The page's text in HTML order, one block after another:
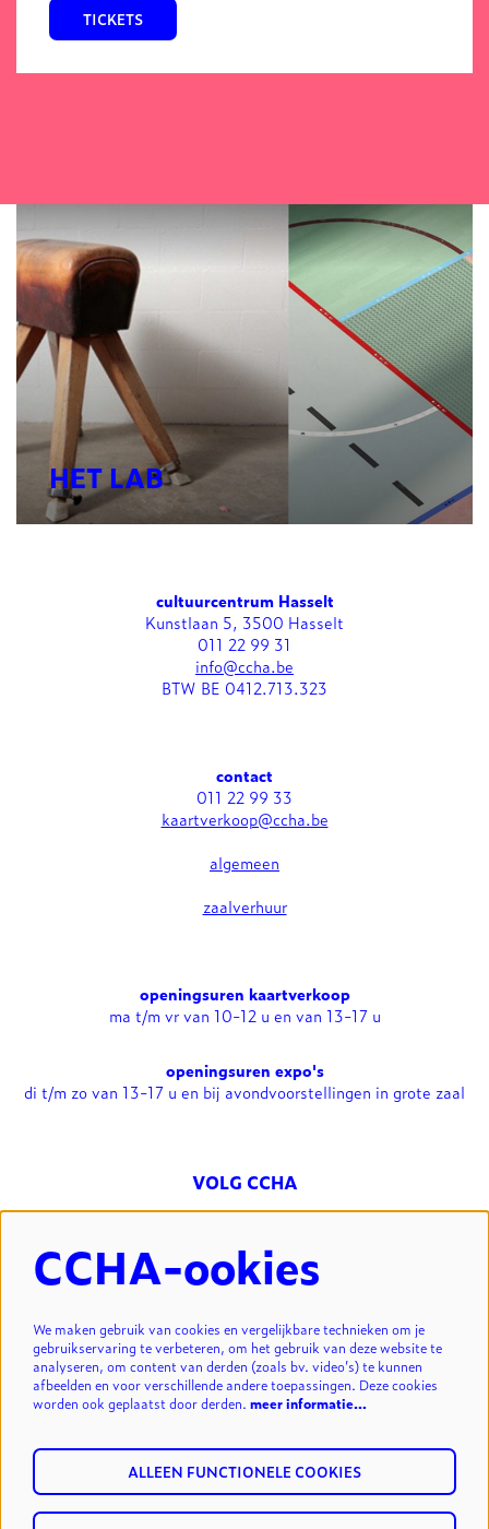
TICKETS
HET LAB
cultuurcentrum Hasselt
Kunstlaan 5, 3500 Hasselt
011 22 99 31
info@ccha.be
BTW BE 0412.713.323
contact
011 22 99 33
kaartverkoop@ccha.be
algemeen
zaalverhuur
openingsuren kaartverkoop
ma t/m vr van 10-12 u en van 13-17 u
openingsuren expo's
di t/m zo van 13-17 u en bij avondvoorstellingen in grote zaal
VOLG CCHA
INSCHRIJVEN
CCHA-ookies
We maken gebruik van cookies en vergelijkbare technieken om je
gebruikservaring te verbeteren, om het gebruik van deze website te
analyseren, om content van derden (zoals bv. video’s) te kunnen
afbeelden en voor verschillende andere toepassingen. Deze cookies
worden ook geplaatst door derden. meer informatie…
ALLEEN FUNCTIONELE COOKIES